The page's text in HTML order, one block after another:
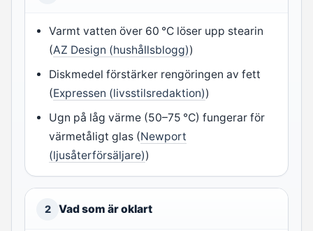
Varmt vatten över 60 °C löser upp stearin
(AZ Design (hushållsblogg))
Diskmedel förstärker rengöringen av fett
(Expressen (livsstilsredaktion))
Ugn på låg värme (50–75 °C) fungerar för
värmetåligt glas (Newport
(ljusåterförsäljare))
2 Vad som är oklart